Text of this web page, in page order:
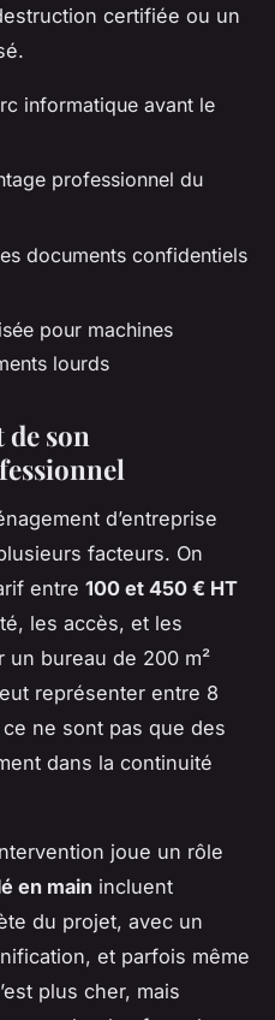
certifiée ou un
informatique avant le
professionnel du
documents confidentiels
pour machines
lourds
son
d’entreprise
facteurs. On
entre 100 et 450 € HT
les accès, et les
un bureau de 200 m²
représenter entre 8
ne sont pas que des
dans la continuité
joue un rôle
en main incluent
du projet, avec un
et parfois même
plus cher, mais